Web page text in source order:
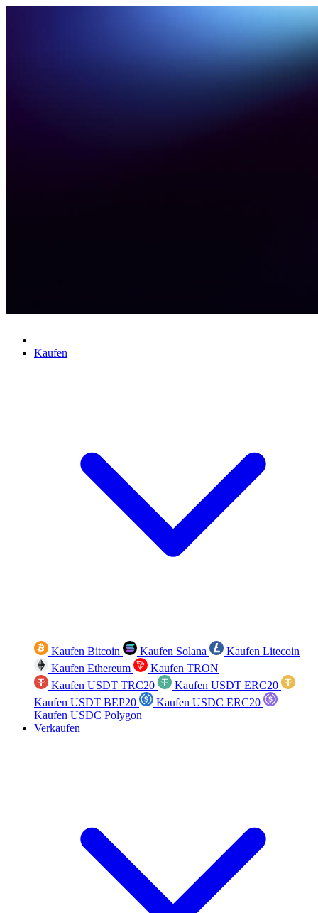
Kaufen
Kaufen Bitcoin Kaufen Solana
Kaufen Litecoin
Kaufen Ethereum
Kaufen TRON
Kaufen USDT TRC20
Kaufen USDT ERC20
Kaufen USDT BEP20
Kaufen USDC ERC20
Kaufen USDC Polygon
Verkaufen